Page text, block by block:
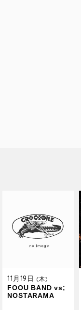
11月19日 (木)
FOOU BAND vs;
NOSTARAMA